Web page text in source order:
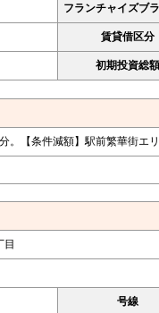
フランチャイズブ
賃貸借区分
初期投資総額
。【条件減額】駅前繁華街エ
目
号線